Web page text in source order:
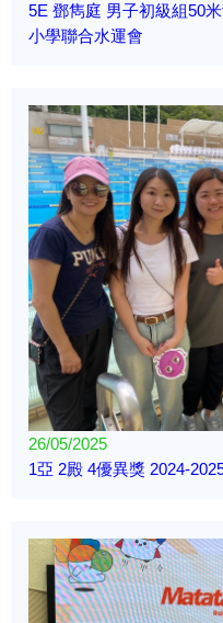
5E 鄧雋庭 男子初級組50
小學聯合水運會
26/05/2025
1亞 2殿 4優異獎 2024-